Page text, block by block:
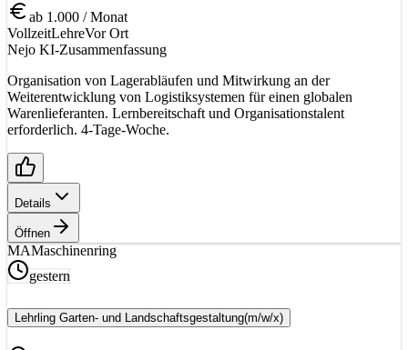
ab 1.000 / Monat
VollzeitLehreVor Ort
Nejo KI-Zusammenfassung
Organisation von Lagerabläufen und Mitwirkung an der
Weiterentwicklung von Logistiksystemen für einen globalen
Warenlieferanten. Lernbereitschaft und Organisationstalent
erforderlich. 4-Tage-Woche.
Details
Öffnen
MAMaschinenring
gestern
Lehrling Garten- und Landschaftsgestaltung(m/w/x)